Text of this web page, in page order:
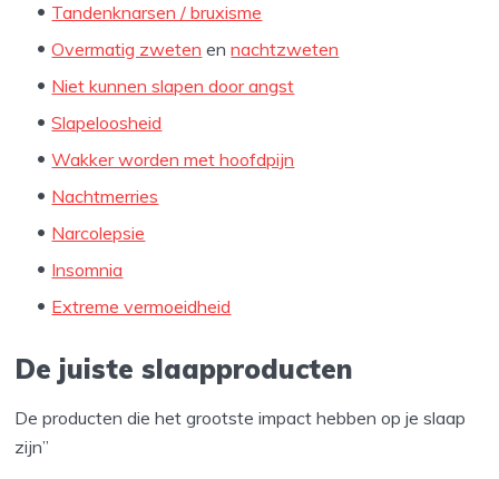
Tandenknarsen / bruxisme
Overmatig zweten ennachtzweten
Niet kunnen slapen door angst
Slapeloosheid
Wakker worden met hoofdpijn
Nachtmerries
Narcolepsie
Insomnia
Extreme vermoeidheid
De juiste slaapproducten
De producten die het grootste impact hebben op je slaap
zijn”